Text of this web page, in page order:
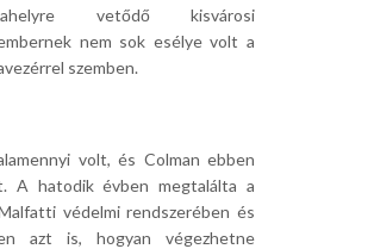
vetődő kisvárosi
nem sok esélye volt a
szemben.
volt, és Colman ebben
A hatodik évben megtalálta a
védelmi rendszerében és
azt is, hogyan végezhetne